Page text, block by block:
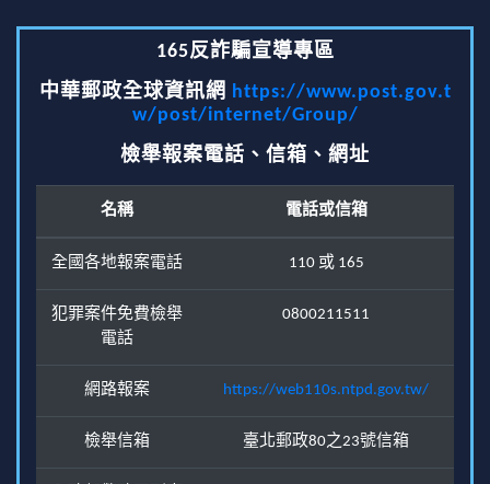
165反詐騙宣導專區
中華郵政全球資訊網 https://www.post.gov.t
w/post/internet/Group/
檢舉報案電話、信箱、網址
名稱 電話或信箱
全國各地報案電話 110 或 165
犯罪案件免費檢舉
電話
0800211511
網路報案 https://web110s.ntpd.gov.tw/
檢舉信箱 臺北郵政80之23號信箱